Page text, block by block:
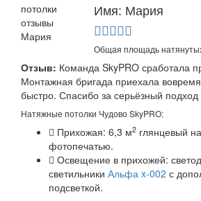
Имя: Мария
Общая площадь
Отзыв: Команда SkyPRO сработала
Монтажная бригада приехала
быстро. Спасибо за серьёзный подход
Натяжные потолки Чудово SkyPRO:
Прихожая: 6,3 м2 глянцевый
фотопечатью.
Освещение в прихожей:
светильники Альфа x-002 с
подсветкой.